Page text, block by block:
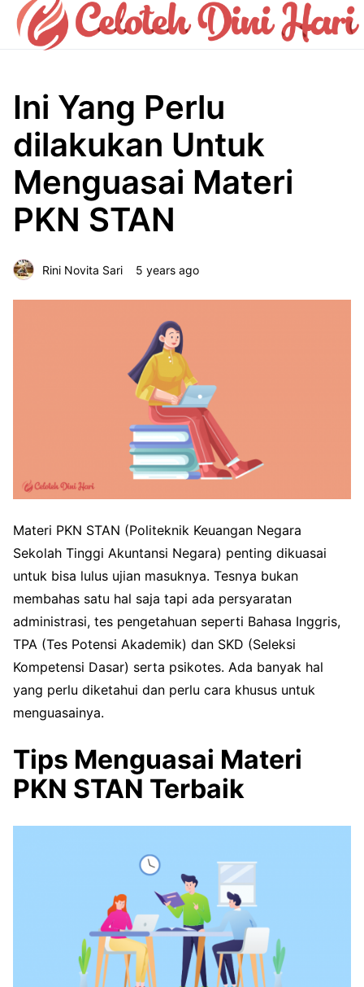
Ini Yang Perlu
dilakukan Untuk
Menguasai Materi
PKN STAN
Rini Novita Sari 5 years ago
Materi PKN STAN (Politeknik Keuangan Negara
Sekolah Tinggi Akuntansi Negara) penting dikuasai
untuk bisa lulus ujian masuknya. Tesnya bukan
membahas satu hal saja tapi ada persyaratan
administrasi, tes pengetahuan seperti Bahasa Inggris,
TPA (Tes Potensi Akademik) dan SKD (Seleksi
Kompetensi Dasar) serta psikotes. Ada banyak hal
yang perlu diketahui dan perlu cara khusus untuk
menguasainya.
Tips Menguasai Materi
PKN STAN Terbaik